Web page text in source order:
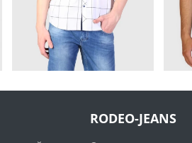
RODEO-JEANS